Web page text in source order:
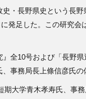
・長野県史という長野
に発足した。この研究会
』全10号および「長野県
事務局長上條信彦氏の
期大学青木孝寿氏、事